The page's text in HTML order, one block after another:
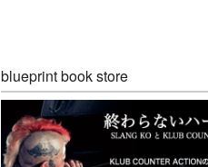
blueprint book store